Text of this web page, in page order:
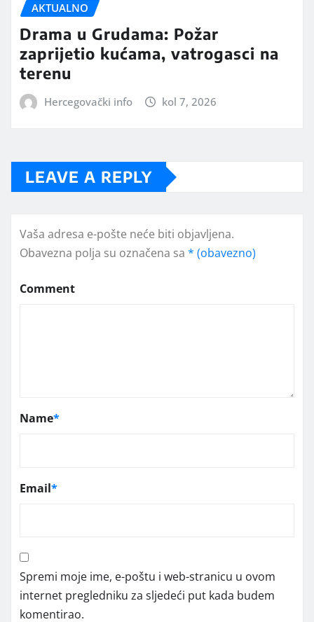
AKTUALNO
Drama u Grudama: Požar
zaprijetio kućama, vatrogasci na
terenu
Hercegovački info kol 7, 2026
LEAVE A REPLY
Vaša adresa e-pošte neće biti objavljena.
Obavezna polja su označena sa * (obavezno)
Comment
Name*
Email*
Spremi moje ime, e-poštu i web-stranicu u ovom
internet pregledniku za sljedeći put kada budem
komentirao.